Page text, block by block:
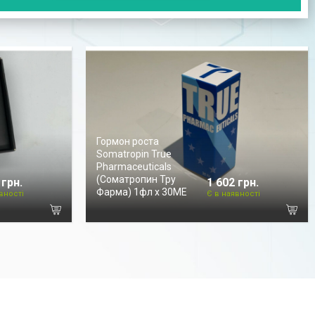
Гормон роста
Somatropin True
Pharmaceuticals
(Соматропин Тру
Фарма) 1фл х 30МЕ
1 602 грн.
Є в наявності